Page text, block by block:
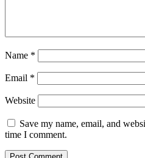
Name *
Email *
Website
Save my name, email, and
time I comment.